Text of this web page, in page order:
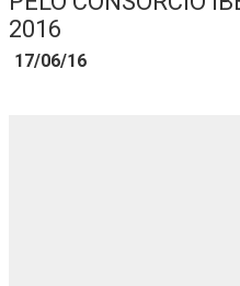
2016
17/06/16